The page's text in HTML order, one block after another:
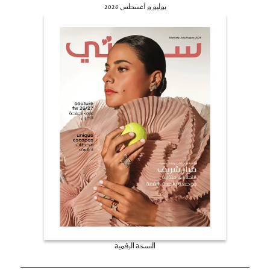
يوليو و أغسطس 2026
النسخة الرقمية